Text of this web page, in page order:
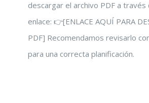
descargar el archivo PDF a través
enlace: 👉[ENLACE AQUÍ PARA
PDF] Recomendamos revisarlo
para una correcta planificación.